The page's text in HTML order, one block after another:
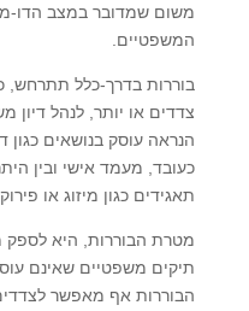
משום שמדובר במצב הדו-
המשפטיים.
בוררות בדרך-כלל
צדדים או יותר, לנהל דיון
הנראה עוסק בנושאים
כעובד, מעמד אישי ובין
תאגידים כגון מיזוג או
מטרת הבוררות, היא לספק
תיקים משפטיים שאינם
הבוררות אף מאפשר